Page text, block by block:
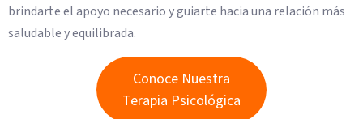
brindarte el apoyo necesario y guiarte hacia una relación más
saludable y equilibrada.
Conoce Nuestra
Terapia Psicológica